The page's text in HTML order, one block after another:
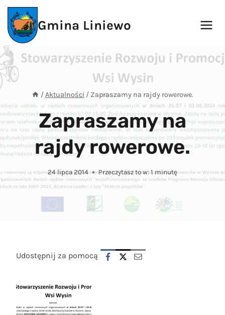
Przejdź
treści
Gmina Liniewo
/Aktualności / Zapraszamy na rajdy rowerowe.
Zapraszamy na
rajdy rowerowe.
24 lipca 2014 Przeczytasz to w:1minutę
Udostępnij za pomocą